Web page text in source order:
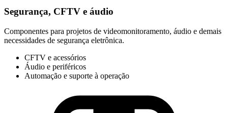
Segurança, CFTV e áudio
Componentes para projetos de videomonitoramento, áudio e demais
necessidades de segurança eletrônica.
CFTV e acessórios
Áudio e periféricos
Automação e suporte à operação